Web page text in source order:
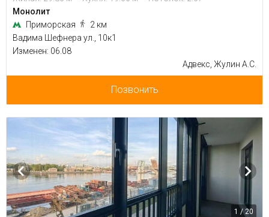
Монолит
Приморская
2 км
Вадима Шефнера ул., 10к1
Изменен: 06.08
Адвекс, Жулин А.С.
Позвонить
1 / 20